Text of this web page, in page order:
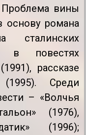
вины
основу романа
сталинских
в повестях
рассказе
(1995). Среди
– «Волчья
(1976),
(1996);